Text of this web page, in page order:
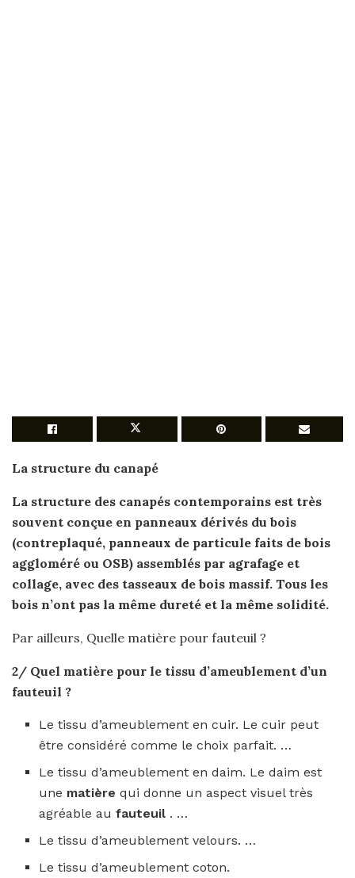
La structure du canapé
La structure des canapés contemporains est très
souvent conçue en panneaux dérivés du bois
(contreplaqué, panneaux de particule faits de bois
aggloméré ou OSB) assemblés par agrafage et
collage, avec des tasseaux de bois massif. Tous les
bois n’ont pas la même dureté et la même solidité.
Par ailleurs, Quelle matière pour fauteuil ?
2/ Quel matière pour le tissu d’ameublement d’un
fauteuil ?
Le tissu d’ameublement en cuir. Le cuir peut
être considéré comme le choix parfait. …
Le tissu d’ameublement en daim. Le daim est
une matièrequi donne un aspect visuel très
agréable aufauteuil . …
Le tissu d’ameublement velours. …
Le tissu d’ameublement coton.